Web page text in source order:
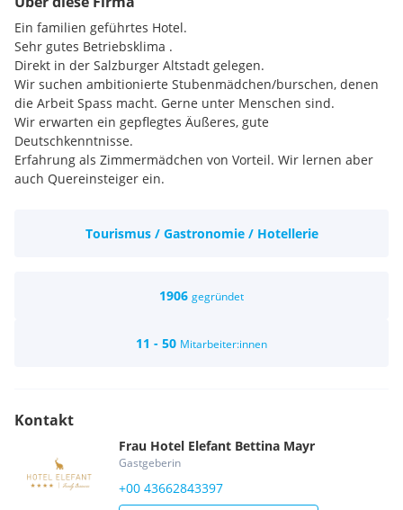
Ein familien geführtes Hotel.
Sehr gutes Betriebsklima .
Direkt in der Salzburger Altstadt gelegen.
Wir suchen ambitionierte Stubenmädchen/burschen, denen
die Arbeit Spass macht. Gerne unter Menschen sind.
Wir erwarten ein gepflegtes Äußeres, gute
Deutschkenntnisse.
Erfahrung als Zimmermädchen von Vorteil. Wir lernen aber
auch Quereinsteiger ein.
Bezahlung wie Vollzeit.Tourismus / Gastronomie / Hotellerie
1906 gegründet
11 - 50 Mitarbeiter:innen
Kontakt
Frau Hotel Elefant Bettina Mayr
Gastgeberin
+00 43662843397